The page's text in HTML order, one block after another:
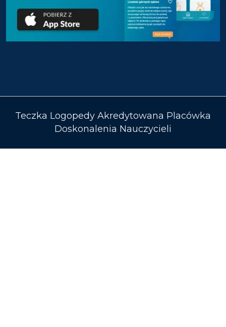
Teczka Logopedy Akredytowana Placówka
Doskonalenia Nauczycieli